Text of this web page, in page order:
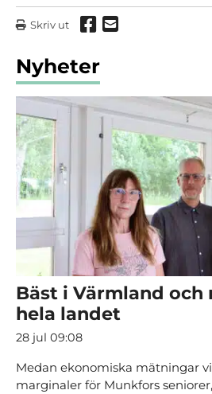
Skriv ut Dela via
Dela via
Nyheter
Bäst i Värmland och
hela landet
28 jul 09:08
Medan ekonomiska mätningar
marginaler för Munkfors